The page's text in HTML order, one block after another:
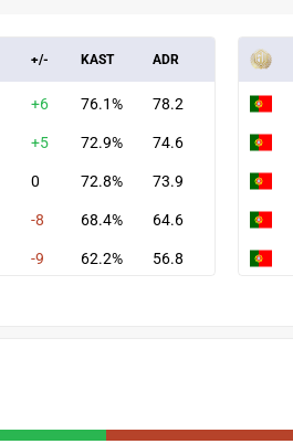
+/- KAST ADR
+6 76.1% 78.2
+5 72.9% 74.6
0 72.8% 73.9
-8 68.4% 64.6
-9 62.2% 56.8